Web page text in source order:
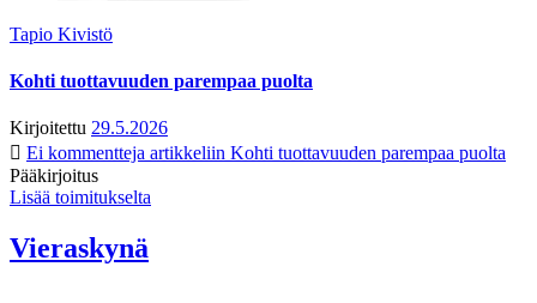
Tapio Kivistö
Kohti tuottavuuden parempaa puolta
Kirjoitettu 29.5.2026
Ei kommentteja artikkeliin Kohti tuottavuuden parempaa puolta
Pääkirjoitus
Lisää toimitukselta
Vieraskynä